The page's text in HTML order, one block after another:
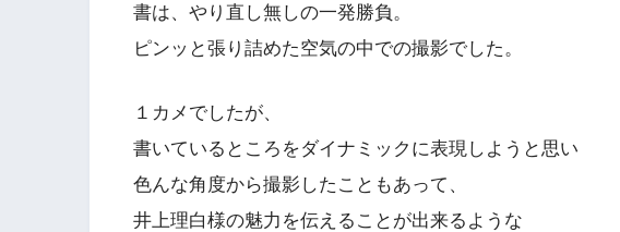
書は、やり直し無しの一発勝負。
ピンッと張り詰めた空気の中での撮影でした。
１カメでしたが、
書いているところをダイナミックに表現しようと思い
色んな角度から撮影したこともあって、
井上理白様の魅力を伝えることが出来るような